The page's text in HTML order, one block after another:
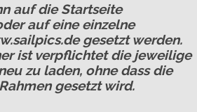
auf die Startseite
auf eine einzelne
gesetzt werden.
ist verpflichtet die jeweilige
zu laden, ohne dass die
gesetzt wird.